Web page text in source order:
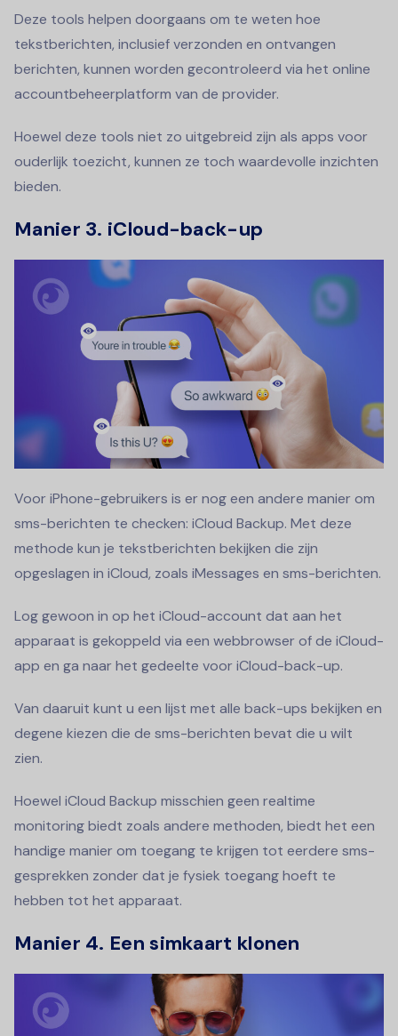
Deze tools helpen doorgaans om te weten hoe
tekstberichten, inclusief verzonden en ontvangen
berichten, kunnen worden gecontroleerd via het online
accountbeheerplatform van de provider.
Hoewel deze tools niet zo uitgebreid zijn als apps voor
ouderlijk toezicht, kunnen ze toch waardevolle inzichten
bieden.
Manier 3. iCloud-back-up
Voor iPhone-gebruikers is er nog een andere manier om
sms-berichten te checken: iCloud Backup. Met deze
methode kun je tekstberichten bekijken die zijn
opgeslagen in iCloud, zoals iMessages en sms-berichten.
Log gewoon in op het iCloud-account dat aan het
apparaat is gekoppeld via een webbrowser of de iCloud-
app en ga naar het gedeelte voor iCloud-back-up.
Van daaruit kunt u een lijst met alle back-ups bekijken en
degene kiezen die de sms-berichten bevat die u wilt
zien.
Hoewel iCloud Backup misschien geen realtime
monitoring biedt zoals andere methoden, biedt het een
handige manier om toegang te krijgen tot eerdere sms-
gesprekken zonder dat je fysiek toegang hoeft te
hebben tot het apparaat.
Manier 4. Een simkaart klonen